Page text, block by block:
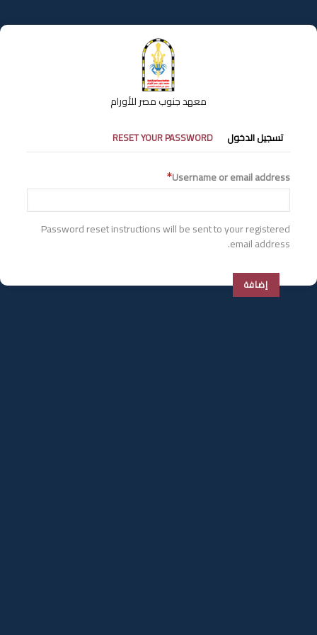
إلى
المحتوى
معهد جنوب مصر للأورام
التبويبات
الأساسية
تسجيل الدخول RESET YOUR PASSWORD
Username or email address
Password reset instructions will be sent to your registered
email address.